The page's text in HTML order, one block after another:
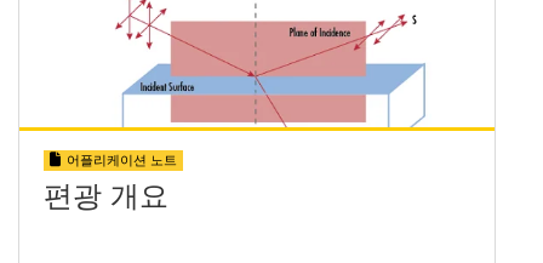
어플리케이션 노트
편광 개요